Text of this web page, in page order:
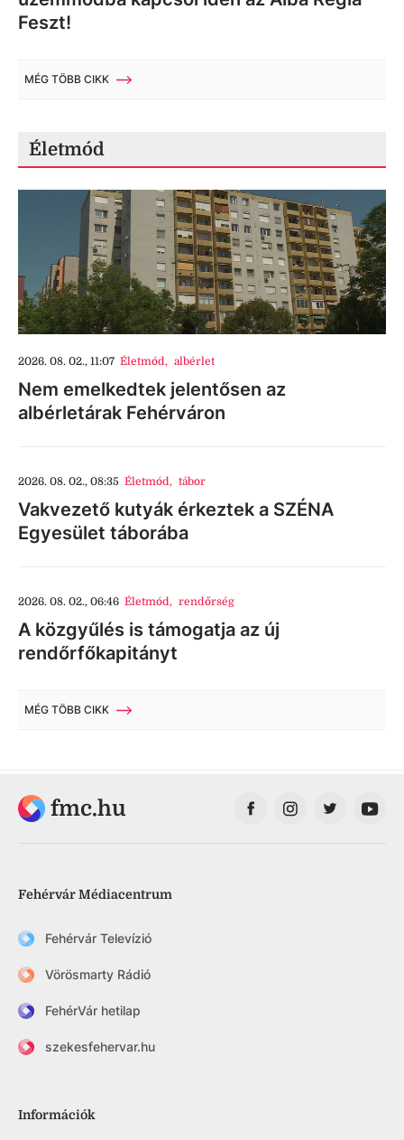
Feszt!
MÉG TÖBB CIKK
Életmód
2026. 08. 02., 11:07 Életmód, albérlet
Nem emelkedtek jelentősen az
albérletárak Fehérváron
2026. 08. 02., 08:35 Életmód, tábor
Vakvezető kutyák érkeztek a SZÉNA
Egyesület táborába
2026. 08. 02., 06:46 Életmód, rendőrség
A közgyűlés is támogatja az új
rendőrfőkapitányt
MÉG TÖBB CIKK
fmc.hu
Fehérvár Médiacentrum
Fehérvár Televízió
Vörösmarty Rádió
FehérVár hetilap
szekesfehervar.hu
Információk